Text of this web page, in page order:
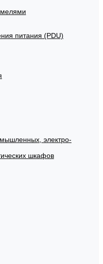
питания (PDU)
электро-
шкафов